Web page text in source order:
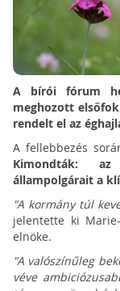
A bírói fórum
meghozott
rendelt el az
A fellebbezés
Kimondták:
állampolgárait a
"A kormány túl
jelentette ki
elnöke.
"A valószínűleg
véve